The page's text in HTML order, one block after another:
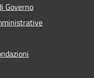
Governo